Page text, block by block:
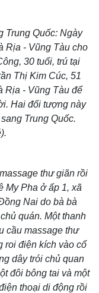
khoán
phê
Trung Quốc: Ngày
Rịa - Vũng Tàu cho
30 tuổi, trú tại
Thị Kim Cúc, 51
Rịa - Vũng Tàu để
Hai đối tượng này
Trung Quốc.
thư giãn rồi
My Pha ở ấp 1, xã
Nai do bà bà
quán. Một thanh
cầu massage thư
roi điện kích vào cổ
dây trói chủ quan
đôi bông tai và một
thoại di động rồi